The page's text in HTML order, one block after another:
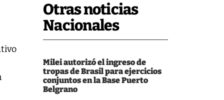
Otras noticias
Nacionales
Milei autorizó el ingreso de
tropas de Brasil para ejercicios
conjuntos en la Base Puerto
Belgrano